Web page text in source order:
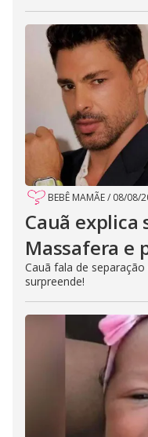
BEBÊ MAMÃE/ 08/08/
Cauã explica
Massafera e
Cauã fala de
surpreende!